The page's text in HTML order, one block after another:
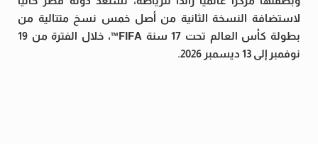
لاستضافة النسخة الثانية من أصل خمس نسخ متتالية من
بطولة كأس العالم تحت 17 سنة FIFA™️، خلال الفترة من 19
نوفمبر إلى 13 ديسمبر 2026.